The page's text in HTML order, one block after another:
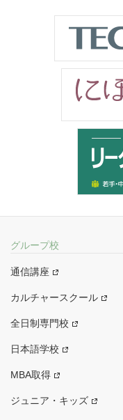
グループ校
通信講座
カルチャースクール
全日制専門校
日本語学校
MBA取得
ジュニア・キッズ